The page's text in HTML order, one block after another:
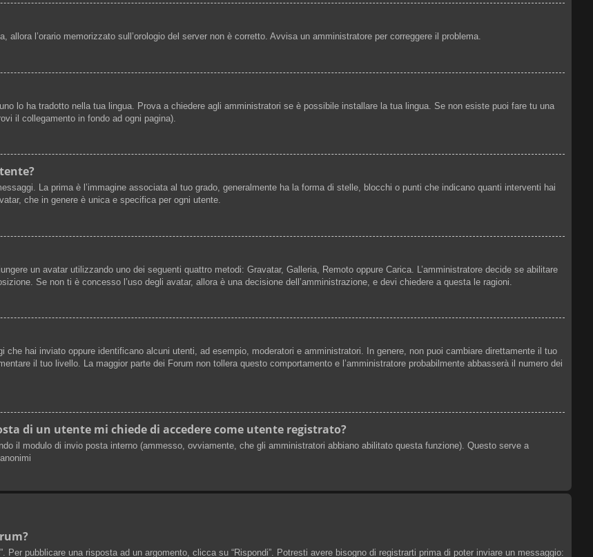
l’orario memorizzato sull’orologio del server non è corretto. Avvisa un amministratore per correggere il problema.
lo ha tradotto nella tua lingua. Prova a chiedere agli amministratori se è possibile installare la tua lingua. Se non esiste puoi fare tu una
il collegamento in fondo ad ogni pagina).
La prima è l’immagine associata al tuo grado, generalmente ha la forma di stelle, blocchi o punti che indicano quanti interventi hai
che in genere è unica e specifica per ogni utente.
un avatar utilizzando uno dei seguenti quattro metodi: Gravatar, Galleria, Remoto oppure Carica. L’amministratore decide se abilitare
Se non ti è concesso l’uso degli avatar, allora è una decisione dell’amministrazione, e devi chiedere a questa le ragioni.
che hai inviato oppure identificano alcuni utenti, ad esempio, moderatori e amministratori. In genere, non puoi cambiare direttamente il tuo
il tuo livello. La maggior parte dei Forum non tollera questo comportamento e l’amministratore probabilmente abbasserà il numero dei
di un utente mi chiede di accedere come utente registrato?
il modulo di invio posta interno (ammesso, ovviamente, che gli amministratori abbiano abilitato questa funzione). Questo serve a
Per pubblicare una risposta ad un argomento, clicca su “Rispondi”. Potresti avere bisogno di registrarti prima di poter inviare un messaggio: